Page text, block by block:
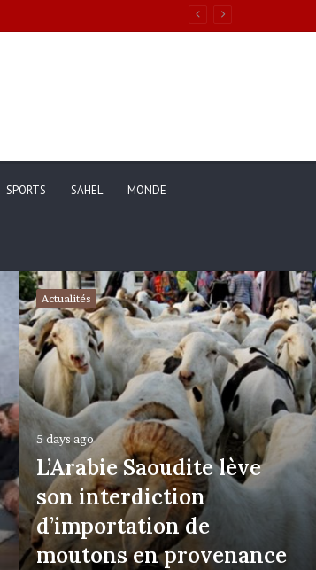
SPORTS SAHEL MONDE
Actualités
5 days ago
L’Arabie Saoudite lève
son interdiction
d’importation de
moutons en provenance